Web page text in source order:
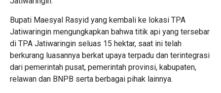
Bupati Maesyal Rasyid yang kembali ke lokasi TPA
Jatiwaringin mengungkapkan bahwa titik api yang tersebar
di TPA Jatiwaringin seluas 15 hektar, saat ini telah
berkurang luasannya berkat upaya terpadu dan terintegrasi
dari pemerintah pusat, pemerintah provinsi, kabupaten,
relawan dan BNPB serta berbagai pihak lainnya.